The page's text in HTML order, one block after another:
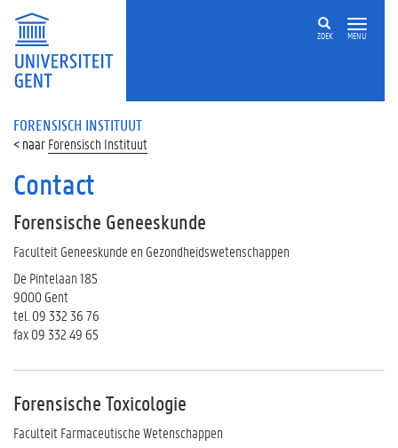
ZOEK MENU
FORENSISCH INSTITUUT
Forensisch Instituut
Contact
Forensische Geneeskunde
Faculteit Geneeskunde en Gezondheidswetenschappen
De Pintelaan 185
9000 Gent
tel. 09 332 36 76
fax 09 332 49 65
Forensische Toxicologie
Faculteit Farmaceutische Wetenschappen